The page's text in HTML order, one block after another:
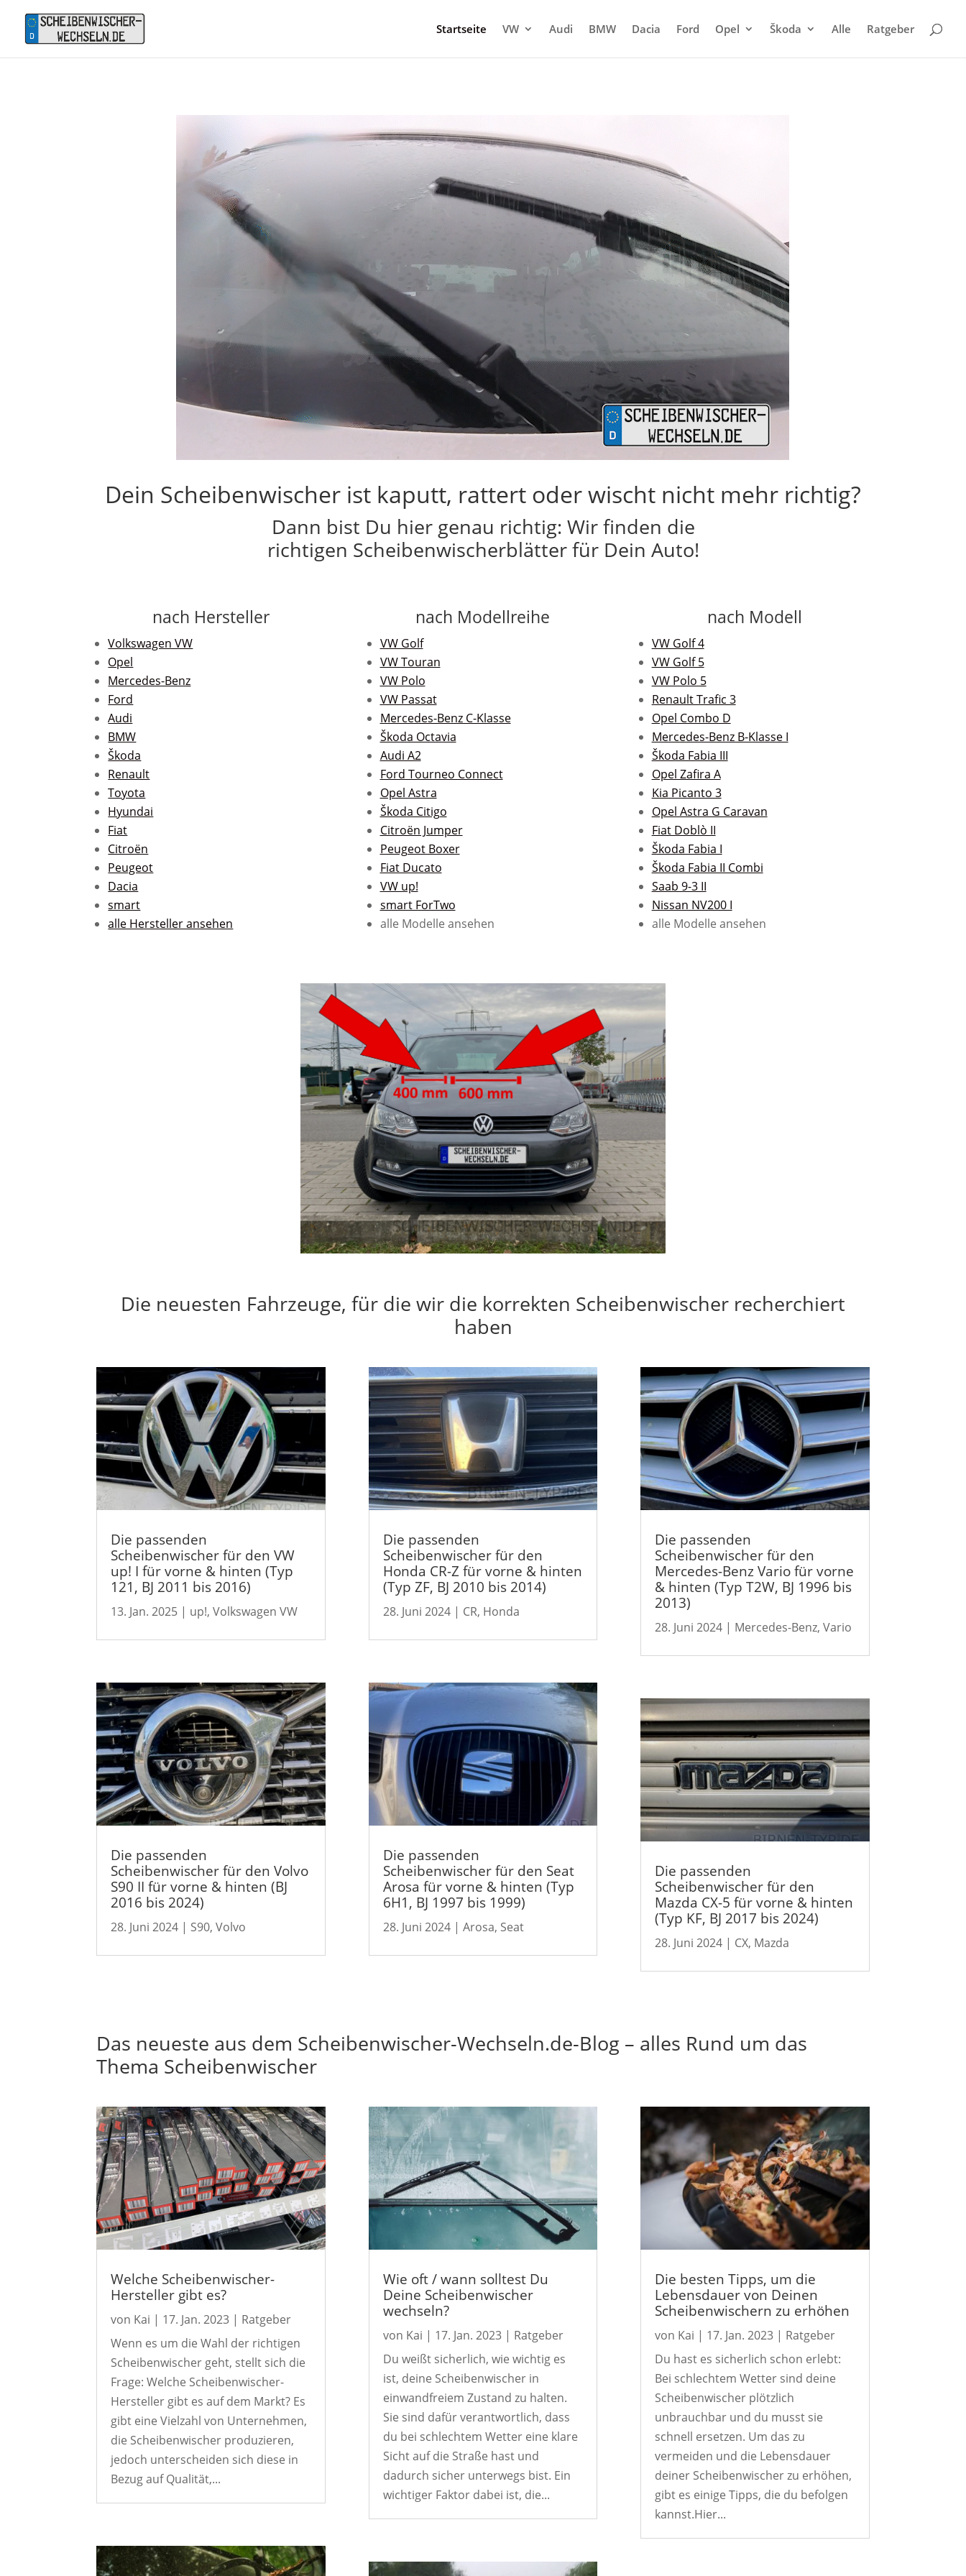
Startseite VW Audi BMW Dacia Ford Opel Škoda Alle Ratgeber
Dein Scheibenwischer ist kaputt, rattert oder wischt nicht mehr richtig?
Dann bist Du hier genau richtig: Wir finden die
richtigen Scheibenwischerblätter für Dein Auto!
nach Hersteller
Volkswagen VW
Opel
Mercedes-Benz
Ford
Audi
BMW
Škoda
Renault
Toyota
Hyundai
Fiat
Citroën
Peugeot
Dacia
smart
alle Hersteller ansehen
nach Modellreihe
VW Golf
VW Touran
VW Polo
VW Passat
Mercedes-Benz C-Klasse
Škoda Octavia
Audi A2
Ford Tourneo Connect
Opel Astra
Škoda Citigo
Citroën Jumper
Peugeot Boxer
Fiat Ducato
VW up!
smart ForTwo
alle Modelle ansehen
nach Modell
VW Golf 4
VW Golf 5
VW Polo 5
Renault Trafic 3
Opel Combo D
Mercedes-Benz B-Klasse I
Škoda Fabia III
Opel Zafira A
Kia Picanto 3
Opel Astra G Caravan
Fiat Doblò II
Škoda Fabia I
Škoda Fabia II Combi
Saab 9-3 II
Nissan NV200 I
alle Modelle ansehen
Die neuesten Fahrzeuge, für die wir die korrekten Scheibenwischer recherchiert
haben
Die passenden
Scheibenwischer für den VW
up! I für vorne & hinten (Typ
121, BJ 2011 bis 2016)
13. Jan. 2025 | up!,Volkswagen VW
Die passenden
Scheibenwischer für den Volvo
S90 II für vorne & hinten (BJ
2016 bis 2024)
28. Juni 2024 | S90,Volvo
Die passenden
Scheibenwischer für den
Honda CR-Z für vorne & hinten
(Typ ZF, BJ 2010 bis 2014)
28. Juni 2024| CR, Honda
Die passenden
Scheibenwischer für den Seat
Arosa für vorne & hinten (Typ
6H1, BJ 1997 bis 1999)
28. Juni 2024| Arosa, Seat
Die passenden
Scheibenwischer für den
Mercedes-Benz Vario für vorne
& hinten (Typ T2W, BJ 1996 bis
2013)
28. Juni 2024| Mercedes-Benz, Vario
Die passenden
Scheibenwischer für den
Mazda CX-5 für vorne & hinten
(Typ KF, BJ 2017 bis 2024)
28. Juni 2024| CX, Mazda
Das neueste aus dem Scheibenwischer-Wechseln.de-Blog – alles Rund um das
Thema Scheibenwischer
Welche Scheibenwischer-
Hersteller gibt es?
von Kai | 17. Jan. 2023 | Ratgeber
Wenn es um die Wahl der richtigen
Scheibenwischer geht, stellt sich die
Frage: Welche Scheibenwischer-
Hersteller gibt es auf dem Markt? Es
gibt eine Vielzahl von Unternehmen,
die Scheibenwischer produzieren,
jedoch unterscheiden sich diese in
Bezug auf Qualität,...
Wie oft / wann solltest Du
Deine Scheibenwischer
wechseln?
von Kai | 17. Jan. 2023| Ratgeber
Du weißt sicherlich, wie wichtig es
ist, deine Scheibenwischer in
einwandfreiem Zustand zu halten.
Sie sind dafür verantwortlich, dass
du bei schlechtem Wetter eine klare
Sicht auf die Straße hast und
dadurch sicher unterwegs bist. Ein
wichtiger Faktor dabei ist, die...
Die besten Tipps, um die
Lebensdauer von Deinen
Scheibenwischern zu erhöhen
von Kai | 17. Jan. 2023| Ratgeber
Du hast es sicherlich schon erlebt:
Bei schlechtem Wetter sind deine
Scheibenwischer plötzlich
unbrauchbar und du musst sie
schnell ersetzen. Um das zu
vermeiden und die Lebensdauer
deiner Scheibenwischer zu erhöhen,
gibt es einige Tipps, die du befolgen
kannst.Hier...